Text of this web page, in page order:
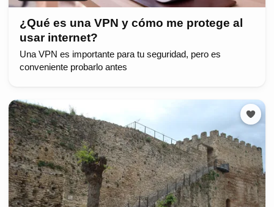
¿Qué es una VPN y cómo me protege al
usar internet?
Una VPN es importante para tu seguridad, pero es
conveniente probarlo antes